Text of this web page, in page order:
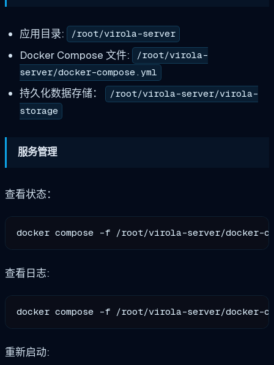
应用目录: /root/virola-server
Docker Compose 文件:
/root/virola-
server/docker-compose.yml
持久化数据存储：
/root/virola-server/virola-
storage
服务管理
查看状态：
查看日志:
重新启动: